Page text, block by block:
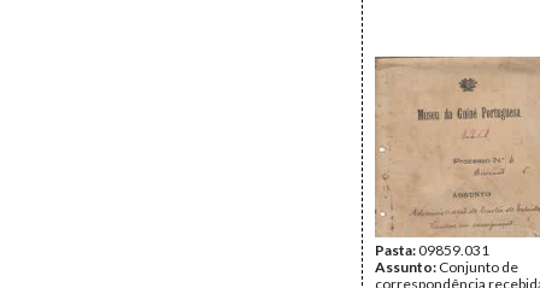
Pasta:09859.031
Assunto: Conjunto de
correspondência